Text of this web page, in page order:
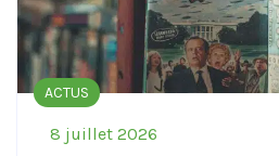
ACTUS
8 juillet 2026